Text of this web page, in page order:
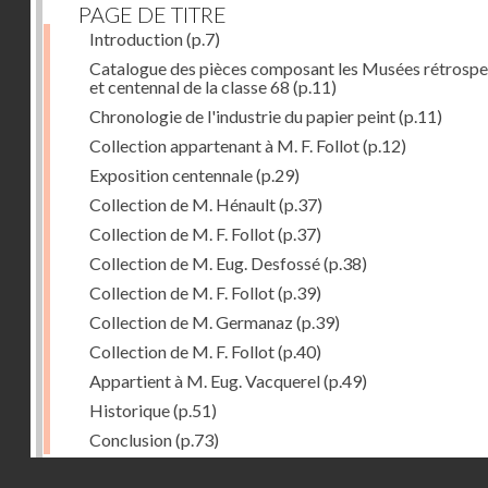
PAGE DE TITRE
Introduction(p.7)
Catalogue des pièces composant les Musées
et centennal de la classe 68 (p.11)
Chronologie de l'industrie du papier peint(p.11)
Collection appartenant à M. F. Follot(p.12)
Exposition centennale(p.29)
Collection de M. Hénault(p.37)
Collection de M. F. Follot(p.37)
Collection de M. Eug. Desfossé(p.38)
Collection de M. F. Follot(p.39)
Collection de M. Germanaz(p.39)
Collection de M. F. Follot(p.40)
Appartient à M. Eug. Vacquerel(p.49)
Historique(p.51)
Conclusion(p.73)